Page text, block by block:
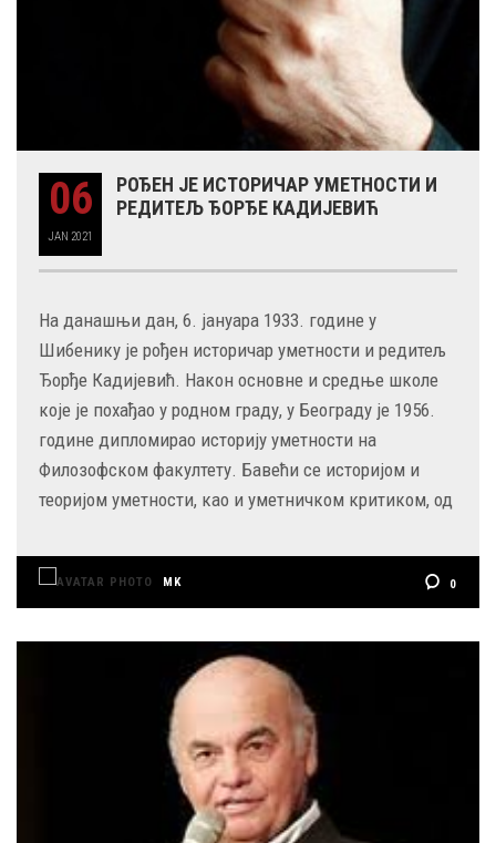
06
JAN 2021
РОЂЕН ЈЕ ИСТОРИЧАР УМЕТНОСТИ И
РЕДИТЕЉ ЂОРЂЕ КАДИЈЕВИЋ
На данашњи дан, 6. јануара 1933. године у
Шибенику је рођен историчар уметности и редитељ
Ђорђе Кадијевић. Након основне и средње школе
које је похађао у родном граду, у Београду је 1956.
године дипломирао историју уметности на
Филозофском факултету. Бавећи се историјом и
теоријом уметности, као и уметничком критиком, од
MK 0